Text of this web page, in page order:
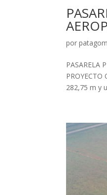
porpatagom
PASARELA
282,75 m y